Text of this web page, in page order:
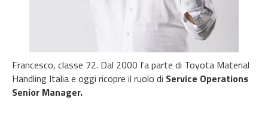
Francesco, classe 72. Dal 2000 fa parte di Toyota Material
Handling Italia e oggi ricopre il ruolo di Service Operations
Senior Manager.